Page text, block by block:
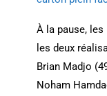
À la pause,
les deux
Brian Madjo
Noham